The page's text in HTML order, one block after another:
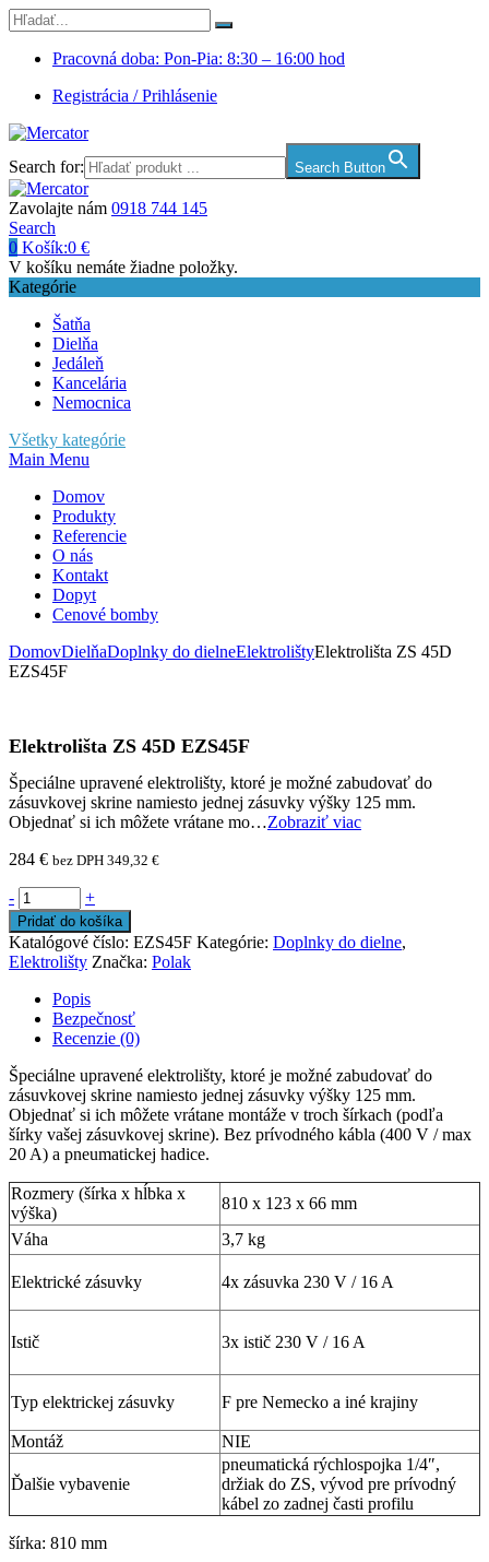
Pracovná doba: Pon-Pia: 8:30 – 16:00 hod
Registrácia / Prihlásenie
Search for: Search Button
Zavolajte nám 0918 744 145
Search
0 Košík:0 €
V košíku nemáte žiadne položky.
Kategórie
Šatňa
Dielňa
Jedáleň
Kancelária
Nemocnica
Všetky kategórie
Main Menu
Domov
Produkty
Referencie
O nás
Kontakt
Dopyt
Cenové bomby
DomovDielňaDoplnky do dielneElektrolištyElektrolišta ZS 45D
EZS45F
Elektrolišta ZS 45D EZS45F
Špeciálne upravené elektrolišty, ktoré je možné zabudovať do
zásuvkovej skrine namiesto jednej zásuvky výšky 125 mm.
Objednať si ich môžete vrátane mo…Zobraziť viac
284 € bez DPH 349,32 €
- +
Pridať do košíka
Katalógové číslo: EZS45F Kategórie: Doplnky do dielne,
Elektrolišty Značka: Polak
Popis
Bezpečnosť
Recenzie (0)
Špeciálne upravené elektrolišty, ktoré je možné zabudovať do
zásuvkovej skrine namiesto jednej zásuvky výšky 125 mm.
Objednať si ich môžete vrátane montáže v troch šírkach (podľa
šírky vašej zásuvkovej skrine). Bez prívodného kábla (400 V / max
20 A) a pneumatickej hadice.
Rozmery (šírka x hĺbka x
výška)
810 x 123 x 66 mm
Váha
3,7 kg
Elektrické zásuvky 4x zásuvka 230 V / 16 A
Istič 3x istič 230 V / 16 A
Typ elektrickej zásuvky F pre Nemecko a iné krajiny
Montáž NIE
Ďalšie vybavenie
pneumatická rýchlospojka 1/4″,
držiak do ZS, vývod pre prívodný
kábel zo zadnej časti profilu
šírka: 810 mm